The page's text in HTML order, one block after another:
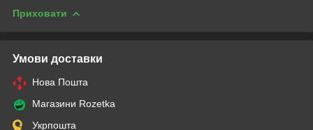
Приховати
Умови доставки
Нова Пошта
Магазини Rozetka
Укрпошта